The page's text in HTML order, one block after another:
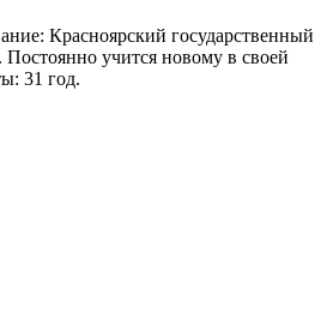
Красноярский государственный
учится новому в своей
31 год.